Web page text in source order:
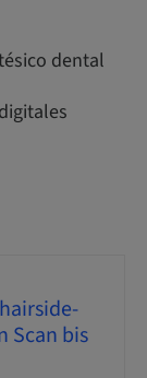
dental
Scan bis